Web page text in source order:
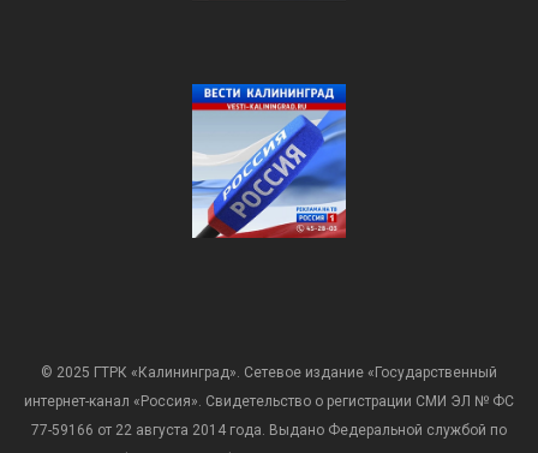
© 2025 ГТРК «Калининград». Сетевое издание «Государственный
интернет-канал «Россия». Свидетельство о регистрации СМИ ЭЛ № ФС
77-59166 от 22 августа 2014 года. Выдано Федеральной службой по